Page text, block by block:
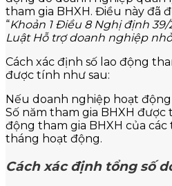
tham gia BHXH. Điều này đã
“Khoản 1 Điều 8 Nghị định 39/
Luật Hỗ trợ doanh nghiệp nhỏ
Cách xác định số lao động
được tính như sau:
Nếu doanh nghiệp hoạt động
Số năm tham gia BHXH
động tham gia BHXH của
tháng hoạt động.
Cách xác định tổng số